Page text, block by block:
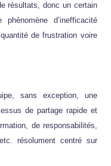
résultats, donc un certain
d’inefficacité
de frustration voire
sans exception, une
de partage rapide et
de responsabilités,
résolument centré sur